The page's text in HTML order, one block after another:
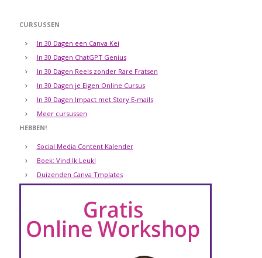
CURSUSSEN
In 30 Dagen een Canva Kei
In 30 Dagen ChatGPT Genius
In 30 Dagen Reels zonder Rare Fratsen
In 30 Dagen je Eigen Online Cursus
In 30 Dagen Impact met Story E-mails
Meer cursussen
HEBBEN!
Social Media Content Kalender
Boek: Vind Ik Leuk!
Duizenden Canva Tmplates